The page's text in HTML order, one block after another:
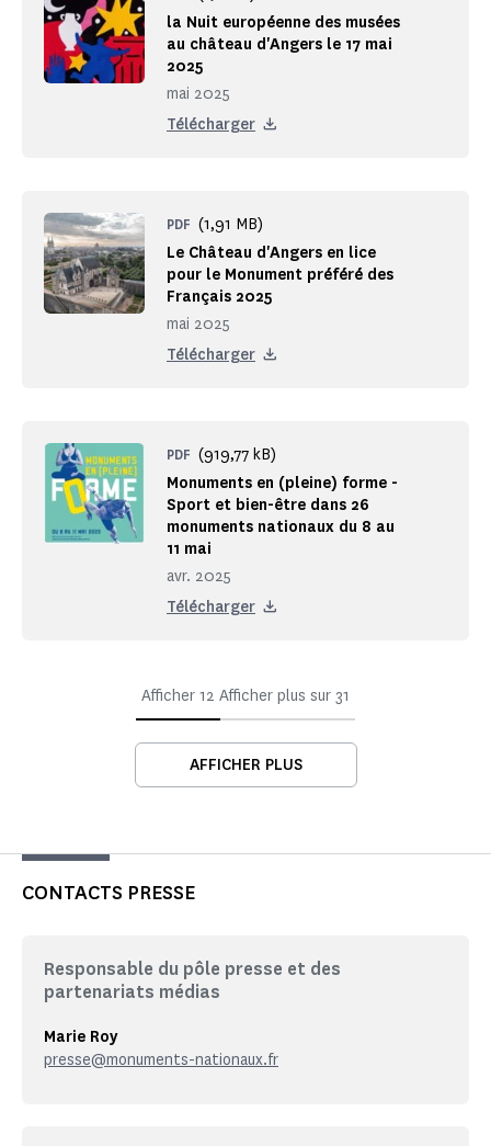
la Nuit européenne des musées
au château d'Angers le 17 mai
2025
mai 2025
Télécharger
Le Château d'Angers en lice
pour le Monument préféré des
Français 2025
mai 2025
PDF (1,91 MB)
Télécharger
Monuments en (pleine) forme -
Sport et bien-être dans 26
monuments nationaux du 8 au
11 mai
avr. 2025
PDF (919,77 kB)
Télécharger
Afficher 12 Afficher plus sur 31
AFFICHER PLUS
CONTACTS PRESSE
Responsable du pôle presse et des
partenariats médias
Marie Roy
presse@monuments-nationaux.fr